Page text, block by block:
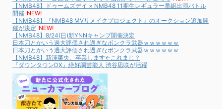
【NMB48】ドゥームズデイ × NMB48 11期生レギュラー番組出演バトル
開催 NEW!
【NMB48】『NMB48 MVリメイクプロジェクト』のオークション追加開
催が決定 NEW!
【NMB48】8/24(日)新YNNキャンプ開催決定
日本刀とかいう過大評価され過ぎなボンクラ武器ｗｗｗｗｗｗ
日本刀とかいう過大評価され過ぎなボンクラ武器ｗｗｗｗｗｗ
【NMB48】新澤菜央、卒業します←これまじ？
『ダウンタウンDX』絶好調芸能人 渋谷凪咲が活躍